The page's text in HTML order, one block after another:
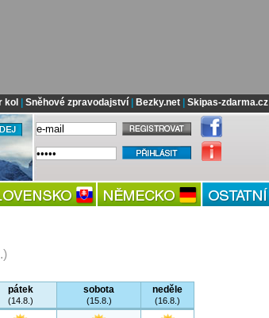
kol Sněhové zpravodajství| Bezky.net| Skipas-zdarma.cz
pátek
(14.8.)
sobota
(15.8.)
neděle
(16.8.)